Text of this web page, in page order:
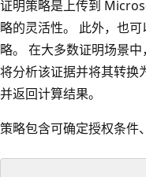
证明策略是上传到
略的灵活性。 此外，也
略。 在大多数证明场景
将分析该证据并将其转换
并返回计算结果。
策略包含可确定授权条件